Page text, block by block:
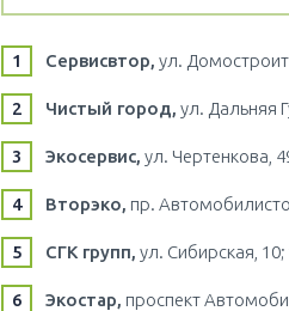
Сервисвтор, ул.
Чистый город, ул. Дальняя
Экосервис, ул. Чертенкова,
Вторэко, пр.
СГК групп, ул. Сибирская, 10;
Экостар, проспект